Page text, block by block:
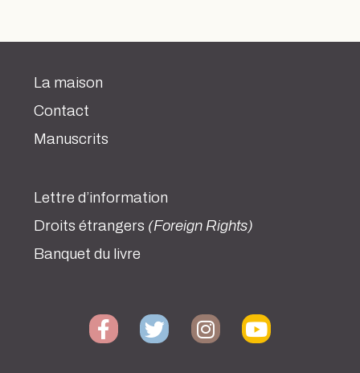
La maison
Contact
Manuscrits
Lettre d’information
Droits étrangers (Foreign Rights)
Banquet du livre